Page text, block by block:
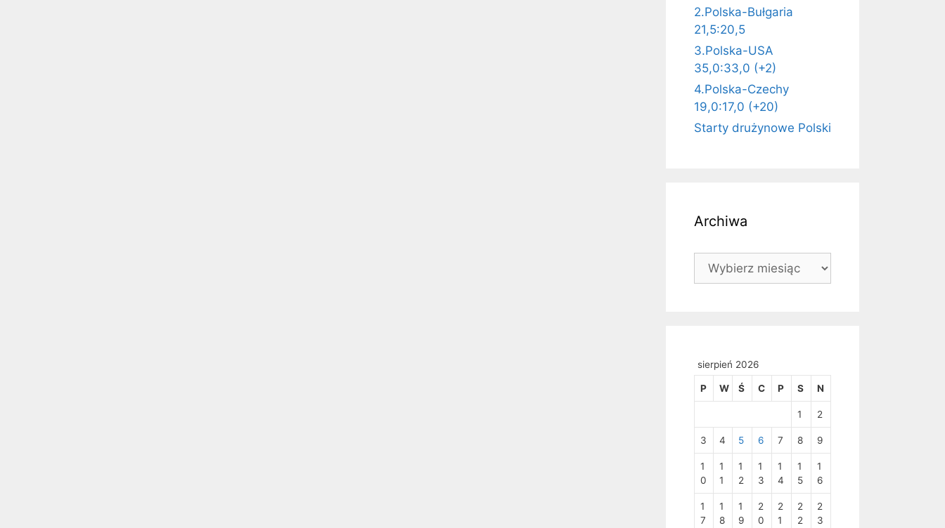
2.Polska-Bułgaria
21,5:20,5
3.Polska-USA
35,0:33,0 (+2)
4.Polska-Czechy
19,0:17,0 (+20)
Starty drużynowe Polski
Archiwa
Archiwa
sierpień 2026
P W Ś C P S N
1 2
3 4 5 6 7 8 9
1
0
1
1
1
2
1
3
1
4
1
5
1
6
1
7
1
8
1
9
2
0
2
1
2
2
2
3